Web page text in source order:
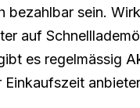
bezahlbar sein.
auf
es regelmässig
Einkaufszeit